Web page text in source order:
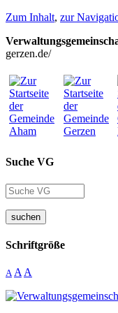
Zum Inhalt, zur
gerzen.de/
Suche VG
suchen
Schriftgröße
A A A